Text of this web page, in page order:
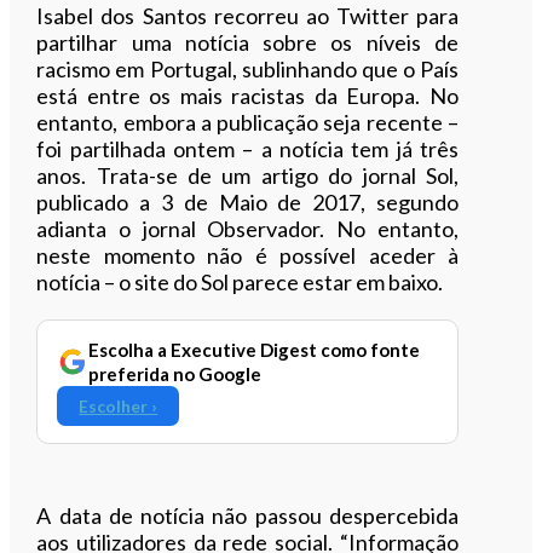
Isabel dos Santos recorreu ao Twitter para
partilhar uma notícia sobre os níveis de
racismo em Portugal, sublinhando que o País
está entre os mais racistas da Europa. No
entanto, embora a publicação seja recente –
foi partilhada ontem – a notícia tem já três
anos. Trata-se de um artigo do jornal Sol,
publicado a 3 de Maio de 2017, segundo
adianta o jornal Observador. No entanto,
neste momento não é possível aceder à
notícia – o site do Sol parece estar em baixo.
Escolha a Executive Digest como fonte
preferida no Google
Escolher ›
A data de notícia não passou despercebida
aos utilizadores da rede social. “Informação